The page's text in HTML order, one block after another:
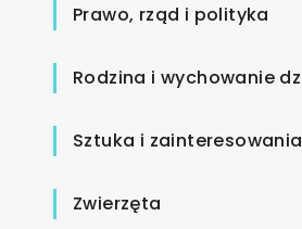
Prawo, rząd i polityka
Rodzina i wychowanie
Sztuka i zainteresowania
Zwierzęta